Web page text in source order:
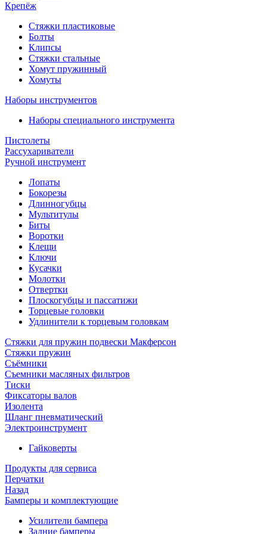
Крепёж
Стяжки пластиковые
Болты
Клипсы
Стяжки стальные
Хомут пружинный
Хомуты
Наборы инструментов
Наборы специального инструмента
Пистолеты
Рассухариватели
Ручной инструмент
Лопаты
Бокорезы
Длинногубцы
Мультитулы
Биты
Воротки
Клещи
Ключи
Кусачки
Молотки
Отвертки
Плоскогубцы и пассатижи
Торцевые головки
Удлинители к торцевым головкам
Стяжки для пружин подвески Макферсон
Стяжки пружин
Съёмники
Съемники масляных фильтров
Тиски
Фиксаторы валов
Изолента
Шланг пневматический
Электроинструмент
Гайковерты
Продукты для сервиса
Перчатки
Назад
Бамперы и комплектующие
Усилители бампера
Задние бамперы